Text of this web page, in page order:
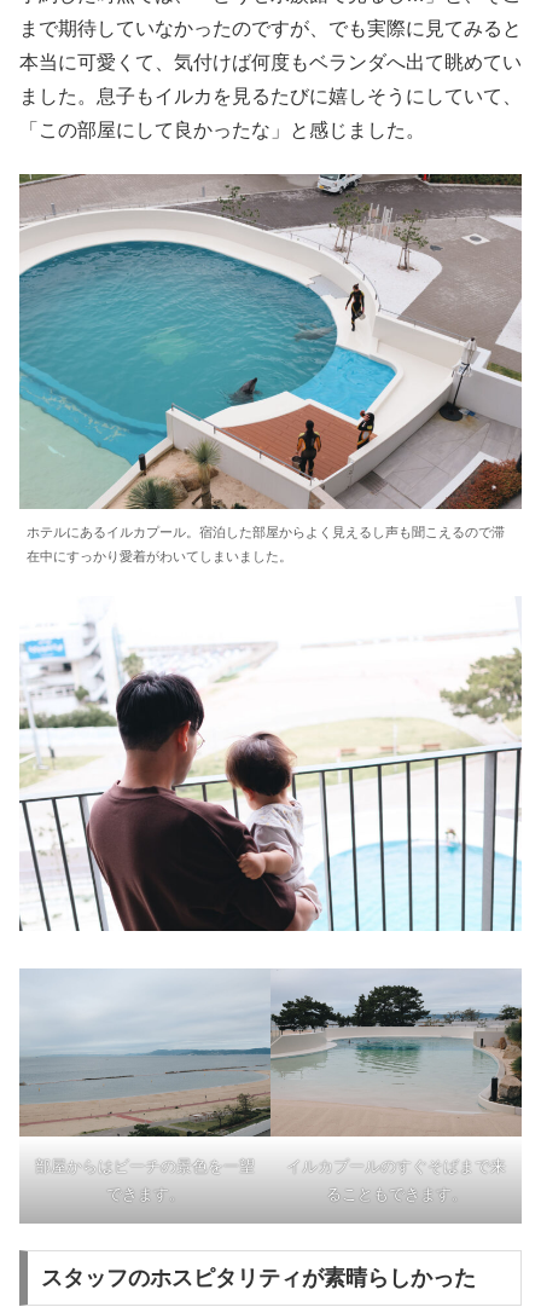
まで期待していなかったのですが、でも実際に見てみると
本当に可愛くて、気付けば何度もベランダへ出て眺めてい
ました。息子もイルカを見るたびに嬉しそうにしていて、
「この部屋にして良かったな」と感じました。
ホテルにあるイルカプール。宿泊した部屋からよく見えるし声も聞こえるので滞
在中にすっかり愛着がわいてしまいました。
部屋からはビーチの景色を一望
できます。
イルカプールのすぐそばまで来
ることもできます。
スタッフのホスピタリティが素晴らしかった